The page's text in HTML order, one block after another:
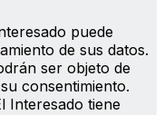
puede
de sus datos.
ser objeto de
consentimiento.
Interesado tiene